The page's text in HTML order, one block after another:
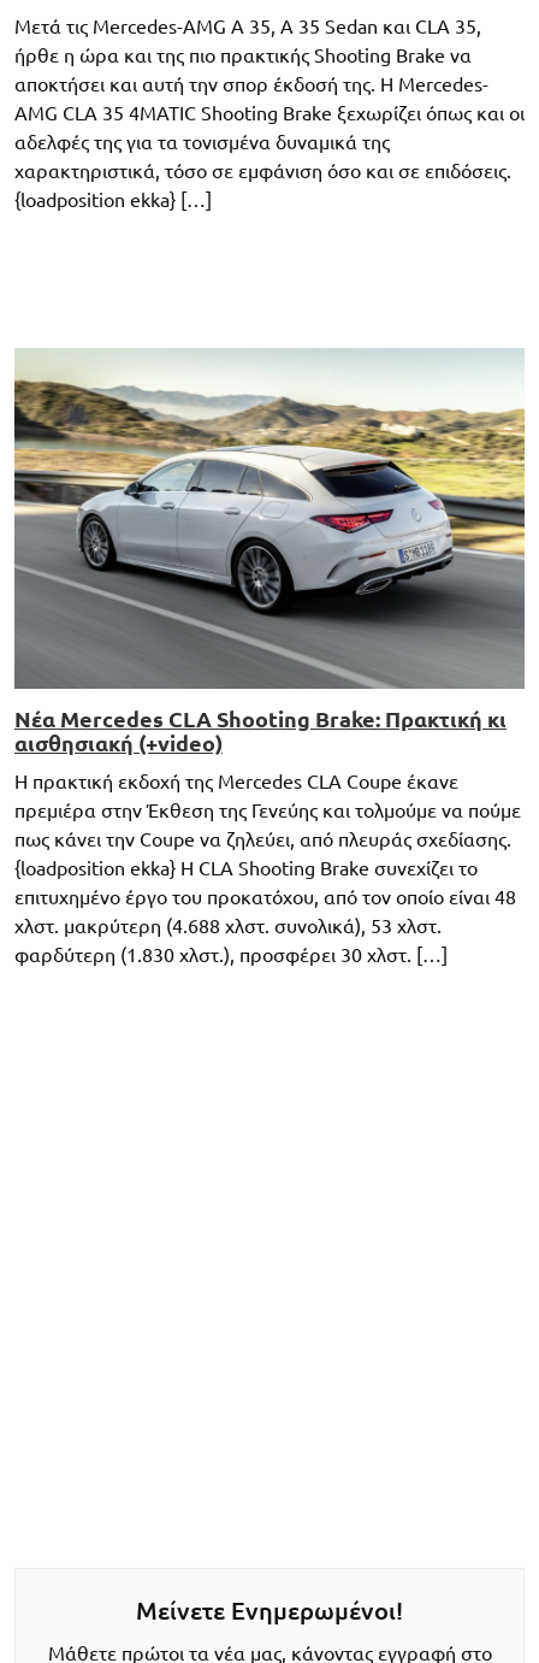
Μετά τις Mercedes-AMG A 35, A 35 Sedan και CLA 35,
ήρθε η ώρα και της πιο πρακτικής Shooting Brake να
αποκτήσει και αυτή την σπορ έκδοσή της. Η Mercedes-
AMG CLA 35 4MATIC Shooting Brake ξεχωρίζει όπως και οι
αδελφές της για τα τονισμένα δυναμικά της
χαρακτηριστικά, τόσο σε εμφάνιση όσο και σε επιδόσεις.
{loadposition ekka} […]
Νέα Mercedes CLA Shooting Brake: Πρακτική κι
αισθησιακή (+video)
Η πρακτική εκδοχή της Mercedes CLA Coupe έκανε
πρεμιέρα στην Έκθεση της Γενεύης και τολμούμε να πούμε
πως κάνει την Coupe να ζηλεύει, από πλευράς σχεδίασης.
{loadposition ekka} Η CLA Shooting Brake συνεχίζει το
επιτυχημένο έργο του προκατόχου, από τον οποίο είναι 48
χλστ. μακρύτερη (4.688 χλστ. συνολικά), 53 χλστ.
φαρδύτερη (1.830 χλστ.), προσφέρει 30 χλστ. […]
Μείνετε Ενημερωμένοι!
Μάθετε πρώτοι τα νέα μας, κάνοντας εγγραφή στο